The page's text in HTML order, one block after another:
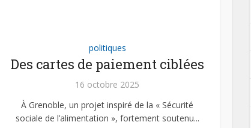
politiques
Des cartes de paiement ciblées
16 octobre 2025
À Grenoble, un projet inspiré de la « Sécurité
sociale de l’alimentation », fortement soutenu...